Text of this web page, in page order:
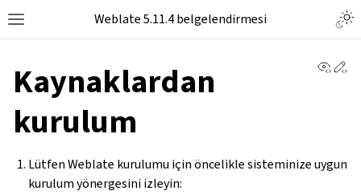
Toggle site navigation sidebar
Weblate 5.11.4 belgelendirmesi
Kaynaklardan
kurulum
Lütfen Weblate kurulumu için öncelikle sisteminize uygun
kurulum yönergesini izleyin: